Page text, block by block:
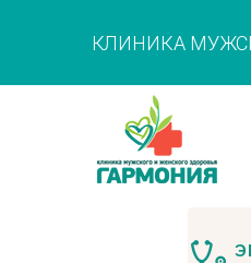
КЛИНИКА